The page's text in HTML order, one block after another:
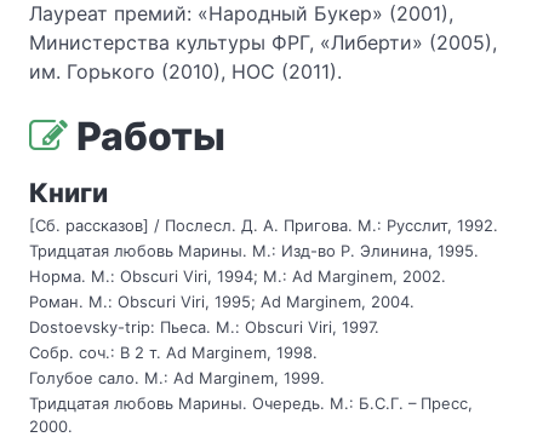
Лауреат премий: «Народный Букер» (2001),
Министерства культуры ФРГ, «Либерти» (2005),
им. Горького (2010), НОС (2011).
Работы
Книги
[Сб. рассказов] / Послесл. Д. А. Пригова. М.: Русслит, 1992.
Тридцатая любовь Марины. М.: Изд-во Р. Элинина, 1995.
Норма. М.: Obscuri Viri, 1994; M.: Ad Marginem, 2002.
Роман. М.: Obscuri Viri, 1995; Ad Marginem, 2004.
Dostoevsky-trip: Пьеса. М.: Obscuri Viri, 1997.
Собр. соч.: В 2 т. Ad Marginem, 1998.
Голубое сало. M.: Ad Marginem, 1999.
Тридцатая любовь Марины. Очередь. М.: Б.С.Г. – Пресс,
2000.